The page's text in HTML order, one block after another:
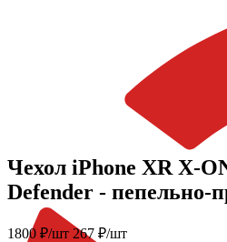
Чехол iPhone XR X-
Defender - пепельно-
1800 ₽/шт 267 ₽/шт